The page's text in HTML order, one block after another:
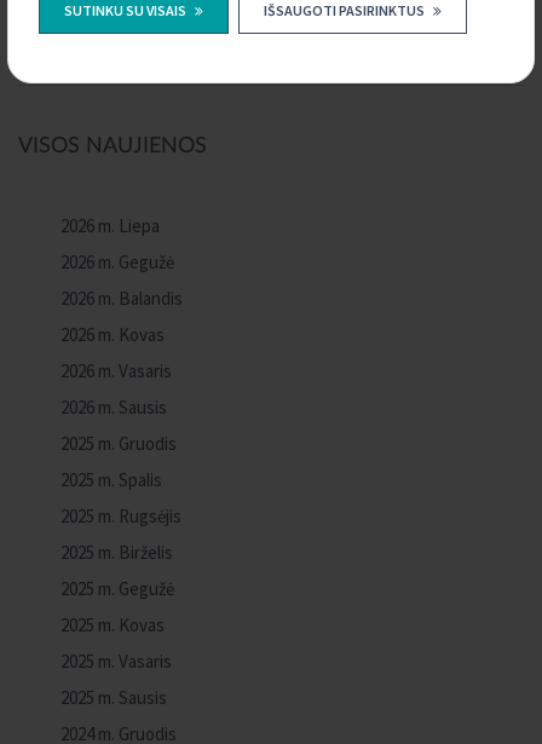
SUTINKU SU VISAIS IŠSAUGOTI PASIRINKTUS
tad finansų įstaigos bankroto ar nemokumo atveju indėlininkams
būtų išmokamos draudimo išmokos.
VISOS NAUJIENOS
2026 m. Liepa
2026 m. Gegužė
2026 m. Balandis
2026 m. Kovas
2026 m. Vasaris
2026 m. Sausis
2025 m. Gruodis
2025 m. Spalis
2025 m. Rugsėjis
2025 m. Birželis
2025 m. Gegužė
2025 m. Kovas
2025 m. Vasaris
2025 m. Sausis
2024 m. Gruodis